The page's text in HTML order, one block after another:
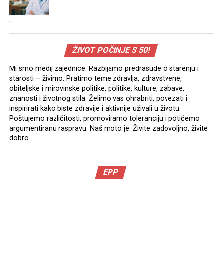
.
ŽIVOT POČINJE S 50!
Mi smo medij zajednice. Razbijamo predrasude o starenju i
starosti – živimo. Pratimo teme zdravlja, zdravstvene,
obiteljske i mirovinske politike, politike, kulture, zabave,
znanosti i životnog stila. Želimo vas ohrabriti, povezati i
inspirirati kako biste zdravije i aktivnije uživali u životu.
Poštujemo različitosti, promoviramo toleranciju i potičemo
argumentiranu raspravu. Naš moto je: Živite zadovoljno, živite
dobro.
EPP